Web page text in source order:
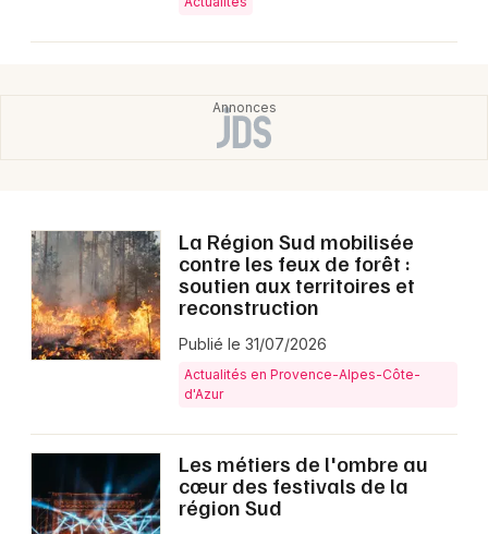
La Région Sud mobilisée
contre les feux de forêt :
soutien aux territoires et
reconstruction
Publié le 31/07/2026
Actualités en Provence-Alpes-Côte-
d'Azur
Les métiers de l'ombre au
cœur des festivals de la
région Sud